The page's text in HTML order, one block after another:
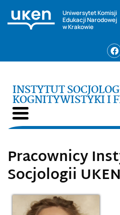
Uniwersytet Komisji
Edukacji Narodowej
w Krakowie
INSTYTUT
KOGNITYWISTYKI I
Pracownicy
Socjologii UKEN